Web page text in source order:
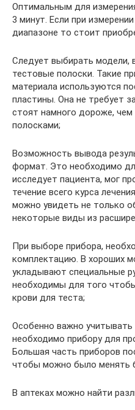
Оптимальным для
3 минут. Если при
диапазоне то стоит
Следует выбирать модели,
тестовые полоски. Такие
материала используются
пластины. Она не требует
стоят намного дороже, чем
полосками;
Возможность вывода
формат. Это необходимо
исследует пациента, мог
течение всего курса
можно увидеть не только
некоторые виды из
При выборе прибора,
комплектацию. В хороших
укладывают специальные
необходимы для того
крови для теста;
Особенно важно учитывать
необходимо прибору для
Большая часть приборов
чтобы можно было менять
В аптеках можно найти